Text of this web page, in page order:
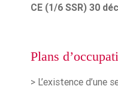
CE (1/6 SSR) 30
Plans
> L’existence